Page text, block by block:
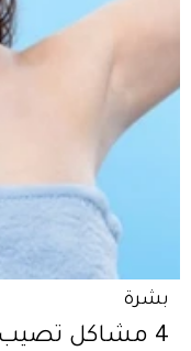
بشرة
4 مشاكل